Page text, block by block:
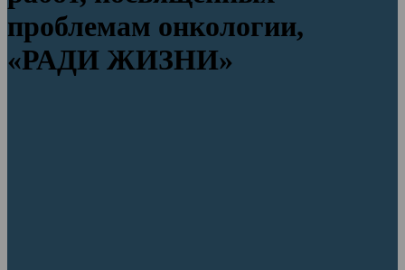
проблемам онкологии,
«РАДИ ЖИЗНИ»